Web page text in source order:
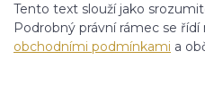
Tento text slouží jako
Podrobný právní rámec se řídí
obchodními podmínkami a